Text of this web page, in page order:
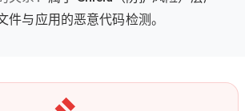
件与应用的恶意代码检测。